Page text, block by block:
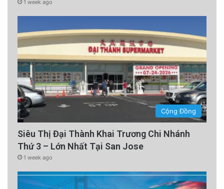
1 week ago
Cộng Đồng
Siêu Thị Đại Thành Khai Trương Chi Nhánh
Thứ 3 – Lớn Nhất Tại San Jose
1 week ago